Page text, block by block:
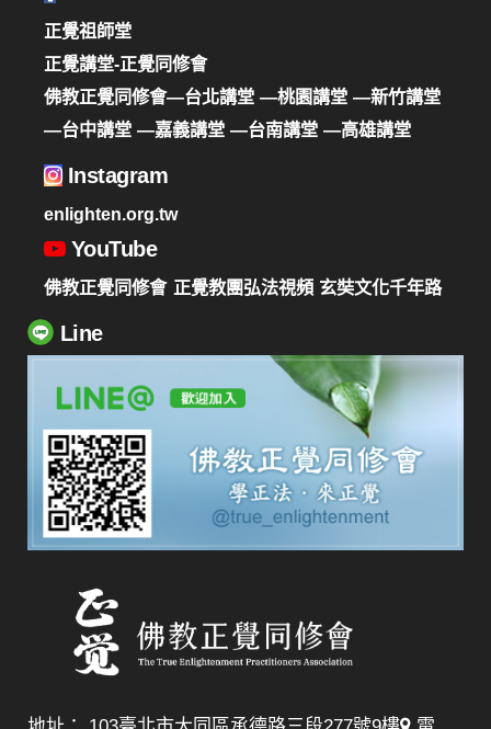
正覺祖師堂
正覺講堂-正覺同修會
佛教正覺同修會—台北講堂 —桃園講堂 —新竹講堂
—台中講堂 —嘉義講堂 —台南講堂 —高雄講堂
Instagram
enlighten.org.tw
YouTube
佛教正覺同修會 正覺教團弘法視頻 玄奘文化千年路
Line